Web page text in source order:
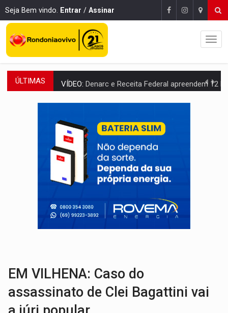
Seja Bem vindo. Entrar / Assinar
ÚLTIMAS VÍDEO: Denarc e Receita Federal apreendem 12 kg de skunk e arma que
OPERAÇÃO DA PC:Membros do CV são presos com armas e drogas após
ENTRADA GRATUITA:Espetáculo As Marias Somos Nós será
VÍDEO: Três são presos após furto de motocicleta em frente
CELEBRAÇÃO: Cerejeiras completa 43 anos de emancipação com
SAÚDE:Anvisa desmente boato sobre presença de plástico ou
VÍDEO:Pitbulls fogem de residência e atacam casal de idosos
EM VILHENA: Caso do
assassinato de Clei Bagattini vai